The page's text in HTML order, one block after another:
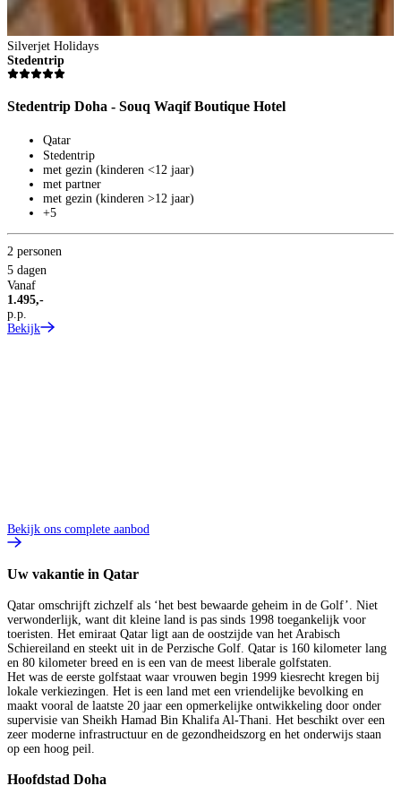
Silverjet Holidays
Stedentrip
Stedentrip Doha - Souq Waqif Boutique Hotel
Qatar
Stedentrip
met gezin (kinderen <12 jaar)
met partner
met gezin (kinderen >12 jaar)
+5
2 personen
5 dagen
Vanaf
1.495,-
p.p.
Bekijk
Bekijk ons complete aanbod
Uw vakantie in Qatar
Qatar omschrijft zichzelf als ‘het best bewaarde geheim in de Golf’. Niet
verwonderlijk, want dit kleine land is pas sinds 1998 toegankelijk voor
toeristen. Het emiraat Qatar ligt aan de oostzijde van het Arabisch
Schiereiland en steekt uit in de Perzische Golf. Qatar is 160 kilometer lang
en 80 kilometer breed en is een van de meest liberale golfstaten.
Het was de eerste golfstaat waar vrouwen begin 1999 kiesrecht kregen bij
lokale verkiezingen. Het is een land met een vriendelijke bevolking en
maakt vooral de laatste 20 jaar een opmerkelijke ontwikkeling door onder
supervisie van Sheikh Hamad Bin Khalifa Al-Thani. Het beschikt over een
zeer moderne infrastructuur en de gezondheidszorg en het onderwijs staan
op een hoog peil.
Hoofdstad Doha